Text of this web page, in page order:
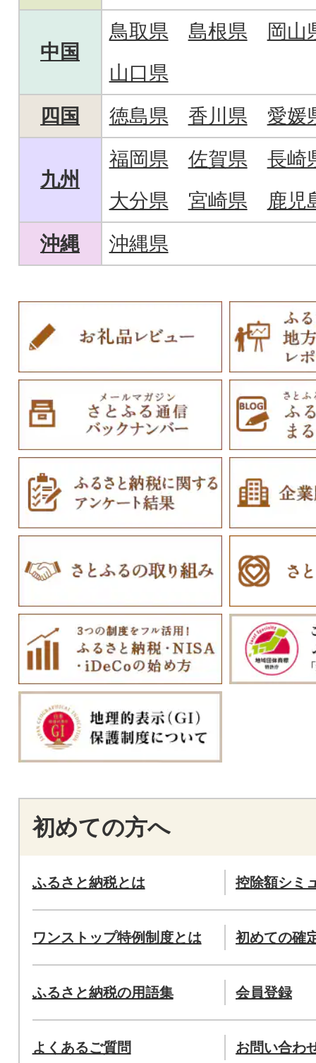
中国
鳥取県 島根県
岡山
山口県
四国
徳島県 香川県 愛媛
九州
福岡県 佐賀県
長崎
大分県
宮崎県
鹿児
沖縄
沖縄県
初めての方へ
ふるさと納税とは 控除額シミ
ワンストップ特例制度とは 初めての確
ふるさと納税の用語集 会員登録
よくあるご質問 お問い合わ